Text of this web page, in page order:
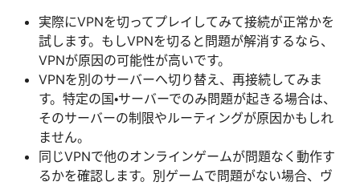
実際にVPNを切ってプレイしてみて接続が正常かを
試します。もしVPNを切ると問題が解消するなら、
VPNが原因の可能性が高いです。
VPNを別のサーバーへ切り替え、再接続してみま
す。特定の国・サーバーでのみ問題が起きる場合は、
そのサーバーの制限やルーティングが原因かもしれ
ません。
同じVPNで他のオンラインゲームが問題なく動作す
るかを確認します。別ゲームで問題がない場合、ヴ